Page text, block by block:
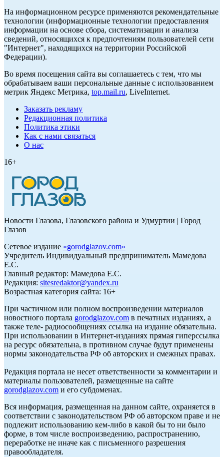
На информационном ресурсе применяются рекомендательные
технологии (информационные технологии предоставления
информации на основе сбора, систематизации и анализа
сведений, относящихся к предпочтениям пользователей сети
"Интернет", находящихся на территории Российской
Федерации).
Во время посещения сайта вы соглашаетесь с тем, что мы
обрабатываем ваши персональные данные с использованием
метрик Яндекс Метрика, top.mail.ru, LiveInternet.
Заказать рекламу
Редакционная политика
Политика этики
Как с нами связаться
О нас
16+
Новости Глазова, Глазовского района и Удмуртии | Город
Глазов
Сетевое издание «gorodglazov.com»
Учредитель Индивидуальный предприниматель Мамедова
Е.С.
Главный редактор: Мамедова Е.С.
Редакция: sitesredaktor@yandex.ru
Возрастная категория сайта: 16+
При частичном или полном воспроизведении материалов
новостного портала gorodglazov.com в печатных изданиях, а
также теле- радиосообщениях ссылка на издание обязательна.
При использовании в Интернет-изданиях прямая гиперссылка
на ресурс обязательна, в противном случае будут применены
нормы законодательства РФ об авторских и смежных правах.
Редакция портала не несет ответственности за комментарии и
материалы пользователей, размещенные на сайте
gorodglazov.com и его субдоменах.
Вся информация, размещенная на данном сайте, охраняется в
соответствии с законодательством РФ об авторском праве и не
подлежит использованию кем-либо в какой бы то ни было
форме, в том числе воспроизведению, распространению,
переработке не иначе как с письменного разрешения
правообладателя.